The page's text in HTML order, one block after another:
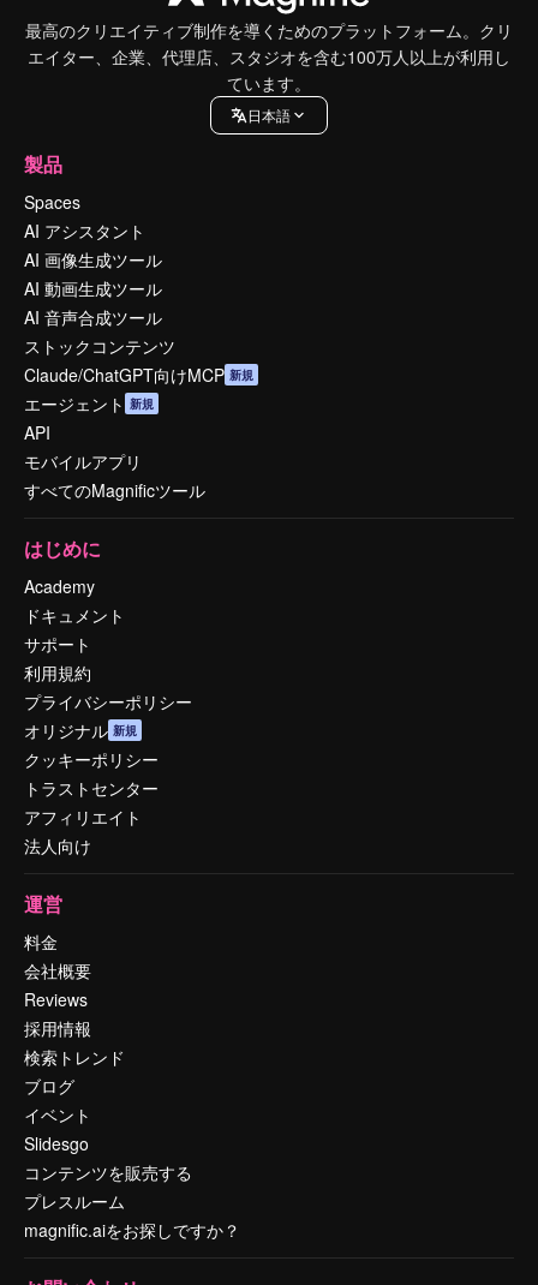
最高のクリエイティブ制作を導くためのプラットフォーム。クリ
エイター、企業、代理店、スタジオを含む100万人以上が利用し
ています。
日本語
製品
Spaces
AI アシスタント
AI 画像生成ツール
AI 動画生成ツール
AI 音声合成ツール
ストックコンテンツ
Claude/ChatGPT向けMCP 新規
エージェント 新規
API
モバイルアプリ
すべてのMagnificツール
はじめに
Academy
ドキュメント
サポート
利用規約
プライバシーポリシー
オリジナル 新規
クッキーポリシー
トラストセンター
アフィリエイト
法人向け
運営
料金
会社概要
Reviews
採用情報
検索トレンド
ブログ
イベント
Slidesgo
コンテンツを販売する
プレスルーム
magnific.aiをお探しですか？